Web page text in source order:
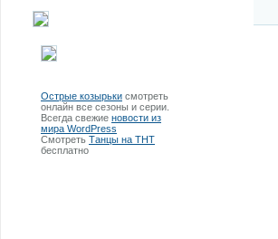
Острые козырьки смотреть
онлайн все сезоны и серии.
Всегда свежие новости из
мира WordPress
Смотреть Танцы на ТНТ
бесплатно